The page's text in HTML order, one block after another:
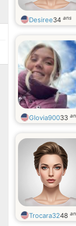
Desiree34 ans
Glovia90033
Trocara3248